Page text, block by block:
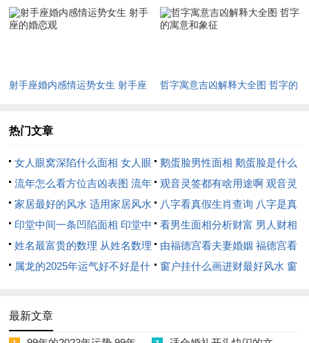
点），戌土合卯木，固本培元。适合人群为农耕之家，能五谷丰
登。分析：此日星宿为女土蝠，暗藏“福德”吉神，然若安门方位
交易，忌安床、剃头。吉时在丑时（凌晨1-3点），丑土湿润，
日鼠，冲煞马，属马者避之；若此日安门，则姻缘和合，然需避
速适应新居。分析：星宿为室火猪，冲煞蛇，属蛇者若犯太岁，
安门时宜安放祥安阁联吉锦袋以化冲煞；此日若选吉时则健康无
年安门最佳吉日
射手座婚内感情运势女生 射手座
哲字寓意吉凶解释大全图 哲字的
热门文章
女人眼窝深陷什么面相 女人眼
窝深陷是短命相吗
鹅蛋脸男性面相 鹅蛋脸是什么
脸型男性
流年怎么看方位吉凶表图 流年
位置怎么看
观音灵签都有啥用途啊 观音灵
签全部签签词
家居最好的风水 适用家居风水
八字看真假生肖查询 八字是真
还是假
印堂中间一条凹陷面相 印堂中
间有条线沟好不好
看男生面相分析财富 男人财相
从哪里看
姓名最富贵的数理 从姓名数理
看富豪
由福德宫看夫妻婚姻 福德宫看
配偶生肖
属龙的2025年运气好不好是什
2025年属龙人的全年运势
窗户挂什么画进财最好风水 窗
最新文章